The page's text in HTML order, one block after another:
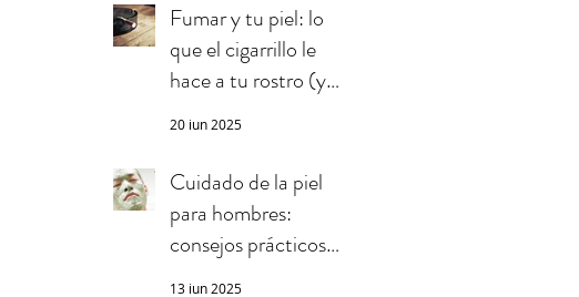
Fumar y tu piel: lo
que el cigarrillo le
hace a tu rostro (y
20 jun 2025
Cuidado de la piel
para hombres:
consejos prácticos
13 jun 2025